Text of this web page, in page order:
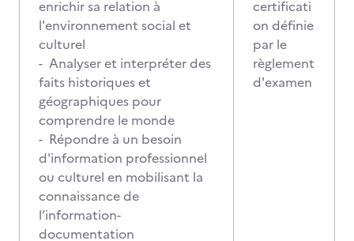
enrichir sa relation à
l'environnement social et
culturel
- Analyser et interpréter des
faits historiques et
géographiques pour
comprendre le monde
- Répondre à un besoin
d'information professionnel
ou culturel en mobilisant la
connaissance de
l’information-
documentation
certificati
on définie
par le
règlement
d'examen